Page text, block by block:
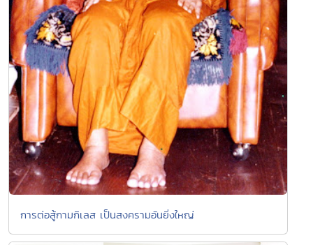
การต่อสู้กามกิเลส เป็นสงครามอันยิ่งใหญ่